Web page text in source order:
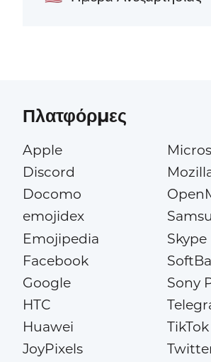
Πλατφόρμες
Apple
Discord
Docomo
emojidex
Emojipedia
Facebook
Google
HTC
Huawei
JoyPixels
Skype
Sony
TikTok